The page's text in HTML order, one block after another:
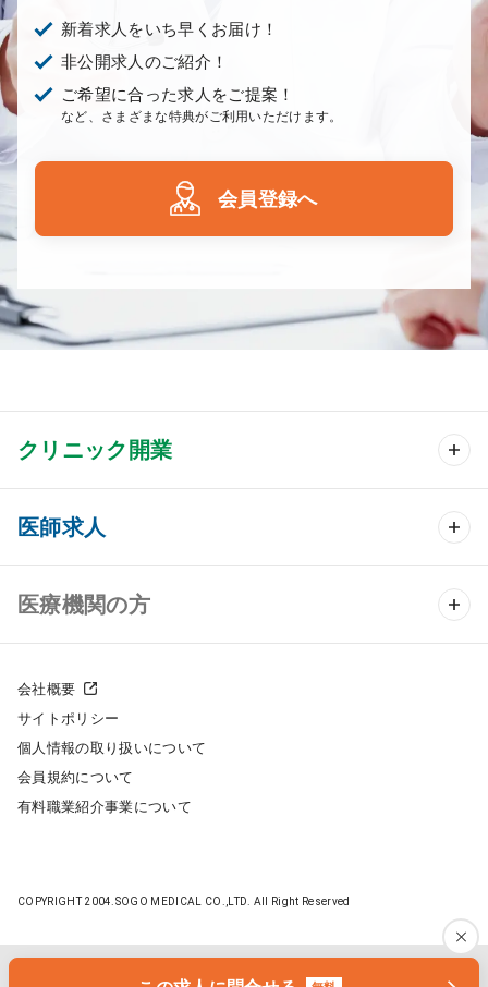
新着求人をいち早くお届け！
非公開求人のご紹介！
ご希望に合った求人をご提案！
など、さまざまな特典がご利用いただけます。
会員登録へ
クリニック開業
クリニック開業 TOP
クリニック物件検索
クリニックの開業スタイル
クリニック開業までの流れ
開業支援事例
医師求人
医師求人 TOP
常勤求人検索
スポット求人検索
転職ノウハウ
医療機関の方
採用をお考えの医療機関の方
会社概要
サイトポリシー
個人情報の取り扱いについて
会員規約について
有料職業紹介事業について
COPYRIGHT 2004.SOGO MEDICAL CO.,LTD. All Right Reserved